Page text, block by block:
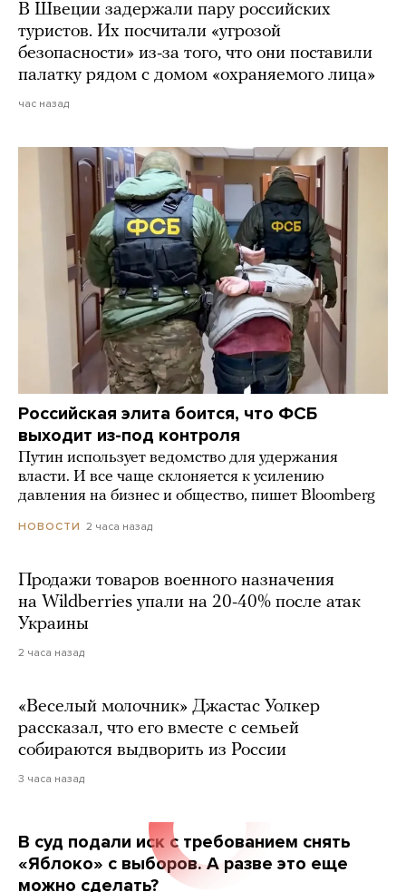
В Швеции задержали пару российских
туристов. Их посчитали «угрозой
безопасности» из-за того, что они поставили
палатку рядом с домом «охраняемого лица»
час назад
Российская элита боится, что ФСБ
выходит из-под контроля
Путин использует ведомство для удержания
власти. И все чаще склоняется к усилению
давления на бизнес и общество, пишет Bloomberg
НОВОСТИ 2 часа назад
Продажи товаров военного назначения
на Wildberries упали на 20-40% после атак
Украины
2 часа назад
«Веселый молочник» Джастас Уолкер
рассказал, что его вместе с семьей
собираются выдворить из России
3 часа назад
В суд подали иск с требованием снять
«Яблоко» с выборов. А разве это еще
можно сделать?